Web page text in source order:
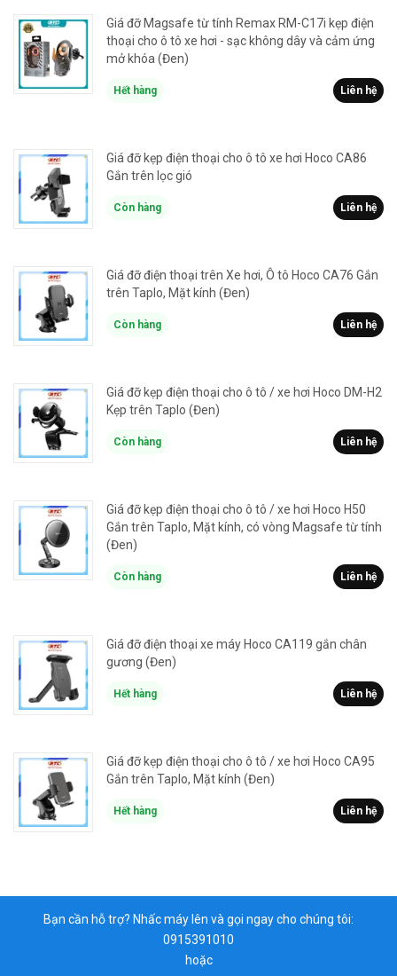
Giá đỡ Magsafe từ tính Remax RM-C17i kẹp điện
thoại cho ô tô xe hơi - sạc không dây và cảm ứng
mở khóa (Đen)
Hết hàng Liên hệ
Giá đỡ kẹp điện thoại cho ô tô xe hơi Hoco CA86
Gắn trên lọc gió
Còn hàng Liên hệ
Giá đỡ điện thoại trên Xe hơi, Ô tô Hoco CA76 Gắn
trên Taplo, Mặt kính (Đen)
Còn hàng Liên hệ
Giá đỡ kẹp điện thoại cho ô tô / xe hơi Hoco DM-H2
Kẹp trên Taplo (Đen)
Còn hàng Liên hệ
Giá đỡ kẹp điện thoại cho ô tô / xe hơi Hoco H50
Gắn trên Taplo, Mặt kính, có vòng Magsafe từ tính
(Đen)
Còn hàng Liên hệ
Giá đỡ điện thoại xe máy Hoco CA119 gắn chân
gương (Đen)
Hết hàng Liên hệ
Giá đỡ kẹp điện thoại cho ô tô / xe hơi Hoco CA95
Gắn trên Taplo, Mặt kính (Đen)
Hết hàng Liên hệ
Bạn cần hỗ trợ? Nhấc máy lên và gọi ngay cho chúng tôi:
0915391010
hoặc